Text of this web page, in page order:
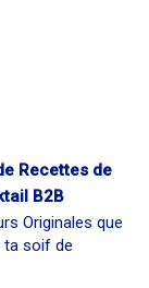
Recettes de
B2B
Originales que
ta soif de